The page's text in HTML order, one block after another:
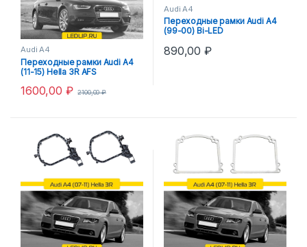
Audi A4
Переходные рамки Audi A4
(11-15) Hella 3R AFS
1600,00 ₽ 2100,00₽
Audi A4
Переходные рамки Audi A4
(99-00) Bi-LED
890,00₽